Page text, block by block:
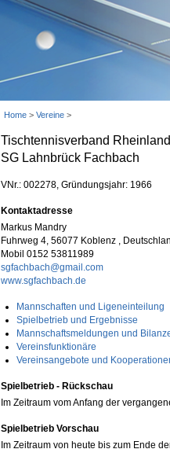
Home > Vereine >
Tischtennisverband
SG Lahnbrück Fachbach
VNr.: 002278, Gründungsjahr: 1966
Kontaktadresse
Markus Mandry
Fuhrweg 4, 56077 Koblenz ,
Mobil 0152 53811989
sgfachbach@gmail.com
www.sgfachbach.de
Mannschaften und Ligeneinteilung
Spielbetrieb und Ergebnisse
Mannschaftsmeldungen und
Vereinsfunktionäre
Vereinsangebote und
Spielbetrieb - Rückschau
Im Zeitraum vom Anfang der
Spielbetrieb Vorschau
Im Zeitraum von heute bis zum Ende